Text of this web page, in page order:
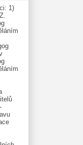
1)